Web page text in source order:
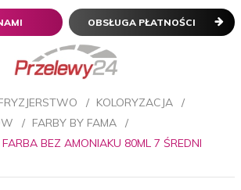
OBSŁUGA PŁATNOŚCI
KOLORYZACJA
FARBY BY FAMA
BEZ AMONIAKU 80ML 7 ŚREDNI